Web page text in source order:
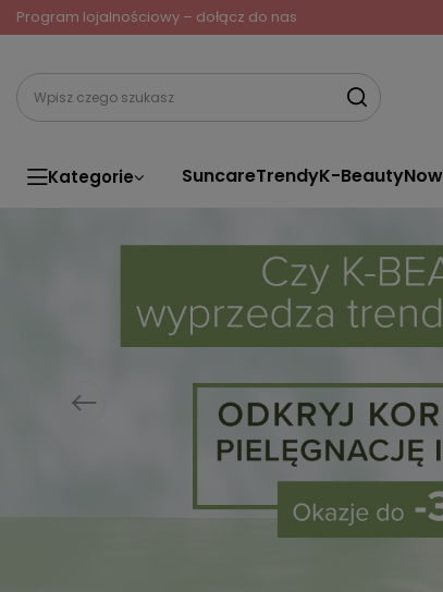
Program lojalnościowy – dołącz do nas
Kategorie SuncareTrendyK-Beauty